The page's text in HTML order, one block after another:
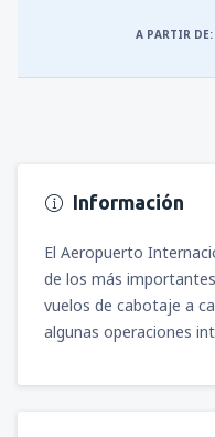
A PARTIR DE:
Información
El Aeropuerto
de los más
vuelos de cabotaje a
algunas operaciones